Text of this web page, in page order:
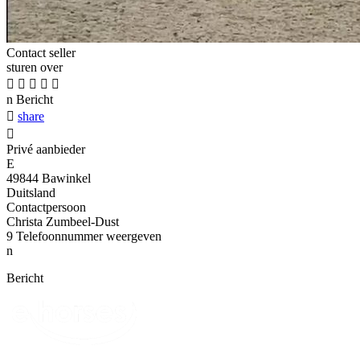
Contact seller
sturen over
    
n Bericht
 share

Privé aanbieder
E
49844 Bawinkel
Duitsland
Contactpersoon
Christa Zumbeel-Dust
9 Telefoonnummer weergeven
n
Bericht